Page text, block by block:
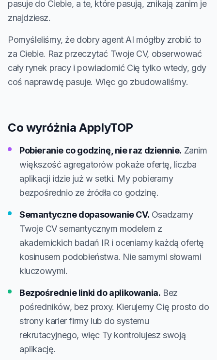
pasuje do Ciebie, a te, które pasują, znikają zanim je
znajdziesz.
Pomyśleliśmy, że dobry agent AI mógłby zrobić to
za Ciebie. Raz przeczytać Twoje CV, obserwować
cały rynek pracy i powiadomić Cię tylko wtedy, gdy
coś naprawdę pasuje. Więc go zbudowaliśmy.
Co wyróżnia ApplyTOP
Pobieranie co godzinę, nie raz dziennie. Zanim
większość agregatorów pokaże ofertę, liczba
aplikacji idzie już w setki. My pobieramy
bezpośrednio ze źródła co godzinę.
Semantyczne dopasowanie CV. Osadzamy
Twoje CV semantycznym modelem z
akademickich badań IR i oceniamy każdą ofertę
kosinusem podobieństwa. Nie samymi słowami
kluczowymi.
Bezpośrednie linki do aplikowania. Bez
pośredników, bez proxy. Kierujemy Cię prosto do
strony karier firmy lub do systemu
rekrutacyjnego, więc Ty kontrolujesz swoją
aplikację.